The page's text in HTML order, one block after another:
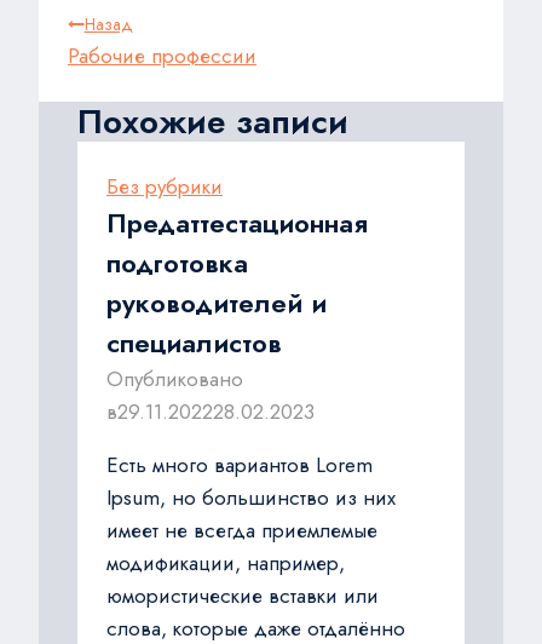
Навигация
по
записям
Назад
Рабочие профессии
Похожие записи
Без рубрики
Предаттестационная
подготовка
руководителей и
специалистов
Опубликовано
в29.11.202228.02.2023
Есть много вариантов Lorem
Ipsum, но большинство из них
имеет не всегда приемлемые
модификации, например,
юмористические вставки или
слова, которые даже отдалённо